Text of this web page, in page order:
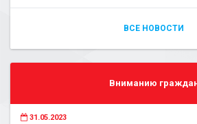
ВСЕ НОВОСТИ
Вниманию
31.05.2023